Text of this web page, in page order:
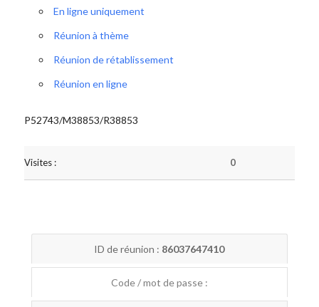
En ligne uniquement
Réunion à thème
Réunion de rétablissement
Réunion en ligne
P52743/M38853/R38853
Visites : 0
ID de réunion : 86037647410
Code / mot de passe :